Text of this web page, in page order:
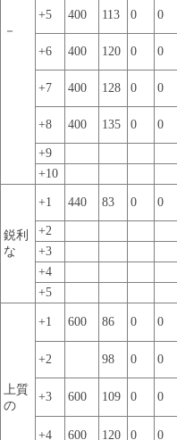
－
+5 400 113 0 0
+6 400 120 0 0
+7 400 128 0 0
+8 400 135 0 0
+9
+10
鋭利
な
+1 440 83 0 0
+2
+3
+4
+5
上質
の
+1 600 86 0 0
+2 98 0 0
+3 600 109 0 0
+4 600 120 0 0